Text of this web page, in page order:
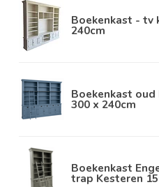
Boekenkast - tv
240cm
Boekenkast
300 x 240cm
Boekenkast
trap Kesteren